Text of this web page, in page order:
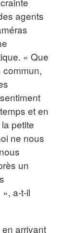
agents
« Que
commun,
et en
petite
ne nous
un
a-t-il
arrivant